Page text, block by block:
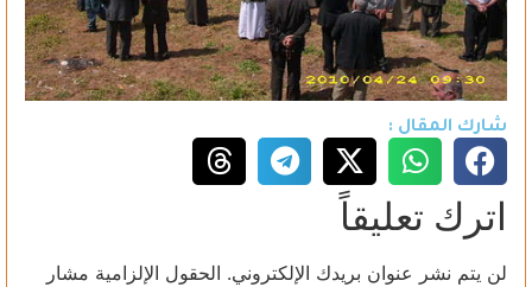
شارك المقال :
اترك تعليقاً
لن يتم نشر عنوان بريدك الإلكتروني. الحقول الإلزامية مشار